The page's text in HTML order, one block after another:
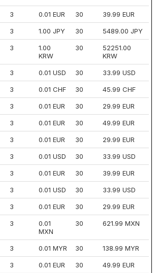
3 0.01 EUR 30 39.99 EUR
3 1.00 JPY 30 5489.00 JPY
3
1.00
KRW
30
52251.00
KRW
3 0.01 USD 30 33.99 USD
3 0.01 CHF 30 45.99 CHF
3 0.01 EUR 30 29.99 EUR
3 0.01 EUR 30 49.99 EUR
3 0.01 EUR 30 29.99 EUR
3 0.01 USD 30 33.99 USD
3 0.01 EUR 30 39.99 EUR
3 0.01 USD 30 33.99 USD
3 0.01 EUR 30 29.99 EUR
3
0.01
MXN
30 621.99 MXN
3 0.01 MYR 30 138.99 MYR
3 0.01 EUR 30 49.99 EUR